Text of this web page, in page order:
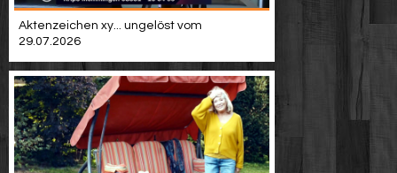
Aktenzeichen xy... ungelöst vom
29.07.2026